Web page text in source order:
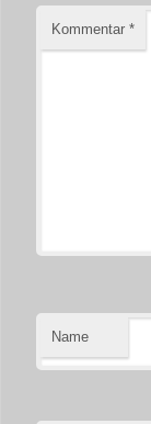
Kommentar *
Name